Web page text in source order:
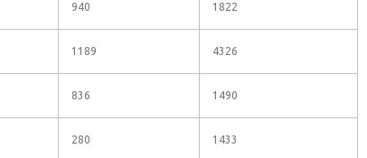
940 1822
1189 4326
836 1490
280 1433